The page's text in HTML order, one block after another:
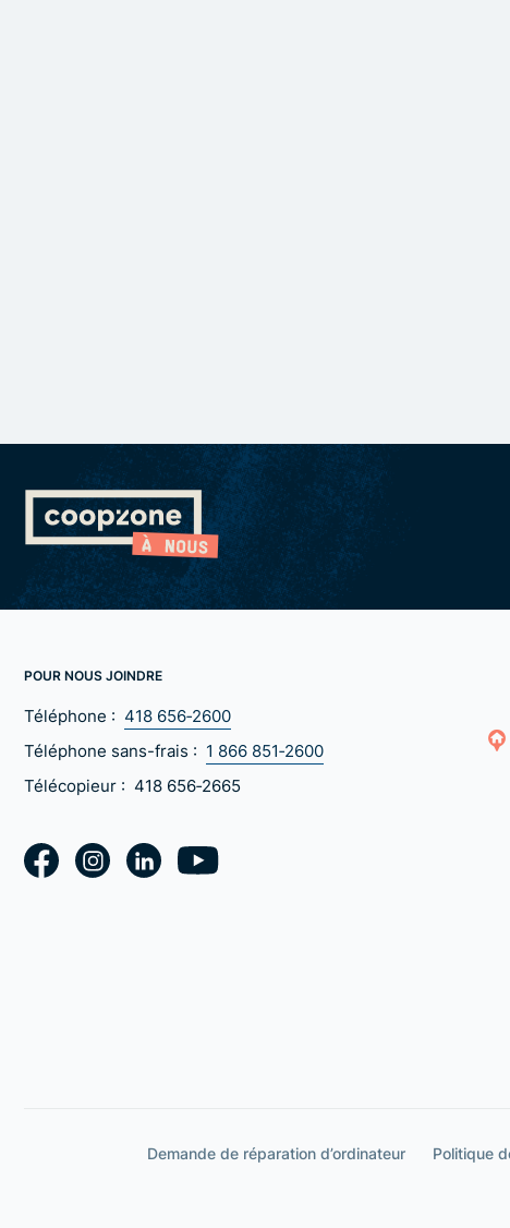
POUR NOUS JOINDRE
Téléphone : 418 656‑2600
Téléphone sans-frais : 1 866 851‑2600
Télécopieur : 418 656‑2665
Demande de réparation d’ordinateur Politique